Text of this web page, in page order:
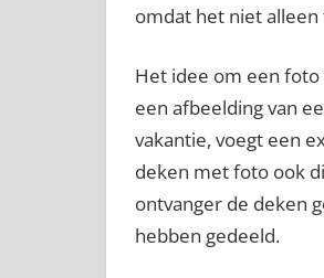
omdat het niet
Het idee om een
een afbeelding van
vakantie, voegt een
deken met foto ook
ontvanger de deken
hebben gedeeld.